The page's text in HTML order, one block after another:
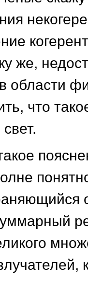
же,
области
что